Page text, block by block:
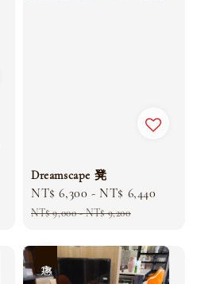
Dreamscape 凳
Sale
price
NT$ 6,300 - NT$ 6,440
NT$ 9,000-NT$ 9,200